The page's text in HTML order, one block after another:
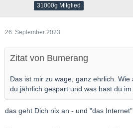
31000g Mitglied
26. September 2023
Zitat von Bumerang
Das ist mir zu wage, ganz ehrlich.
du jährlich gespart und was hast du
das geht Dich nix an - und "das